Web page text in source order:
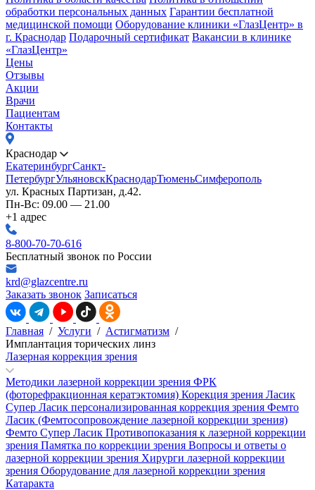
обработки персональных данных Гарантии бесплатной
медицинской помощи Оборудование клиники «ГлазЦентр» в
г. Краснодар Подарочный сертификат Вакансии в клинике
«ГлазЦентр»
Цены
Отзывы
Акции
Врачи
Пациентам
Контакты
Краснодар
ЕкатеринбургСанкт-
ПетербургУльяновскКраснодарТюменьСимферополь
ул. Красных Партизан, д.42.
Пн-Вс: 09.00 — 21.00
+1 адрес
8-800-70-70-616
Бесплатный звонок по России
krd@glazcentre.ru
Заказать звонок Записаться
Главная / Услуги / Астигматизм /
Имплантация торических линз
Лазерная коррекция зрения
Методики лазерной коррекции зрения ФРК
(фоторефракционная кератэктомия) Корекция зрения Ласик
Супер Ласик персонализированная коррекция зрения Фемто
Ласик (Фемтосопровождение лазерной коррекции зрения)
Фемто Супер Ласик Противопоказания к лазерной коррекции
зрения Памятка по коррекции зрения Вопросы и ответы о
лазерной коррекции зрения Хирурги лазерной коррекции
зрения Оборудование для лазерной коррекции зрения
Катаракта